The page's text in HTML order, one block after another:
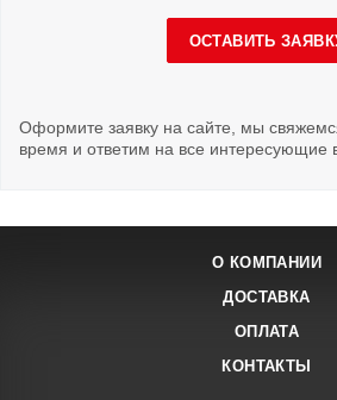
ОСТАВИТЬ
Оформите заявку на сайте, мы
время и ответим на все интересующие
О КОМПАНИИ
ДОСТАВКА
ОПЛАТА
КОНТАКТЫ